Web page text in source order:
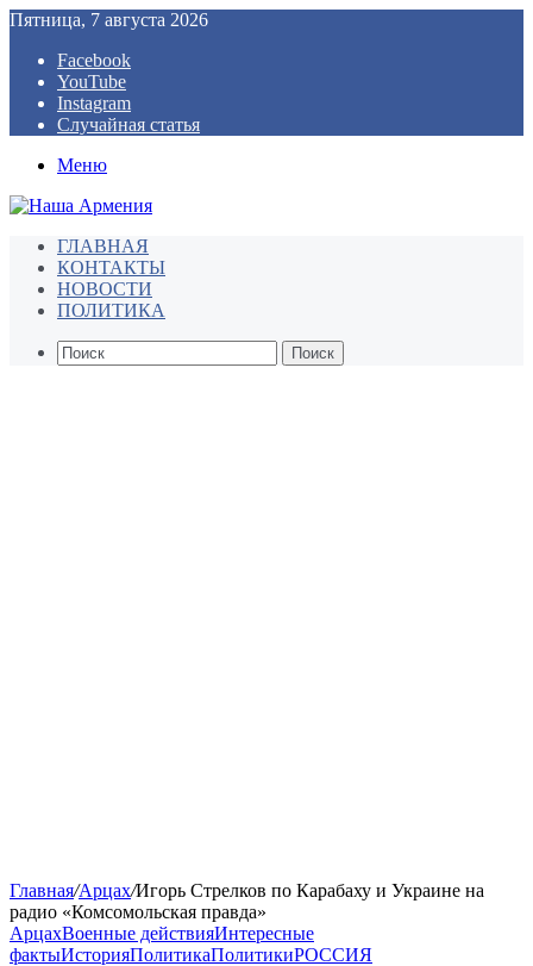
Пятница, 7 августа 2026
Facebook
YouTube
Instagram
Случайная статья
Меню
ГЛАВНАЯ
КОНТАКТЫ
НОВОСТИ
ПОЛИТИКА
Поиск
Главная/Арцах/Игорь Стрелков по Карабаху и Украине на
радио «Комсомольская правда»
АрцахВоенные действияИнтересные
фактыИсторияПолитикаПолитикиРОССИЯ